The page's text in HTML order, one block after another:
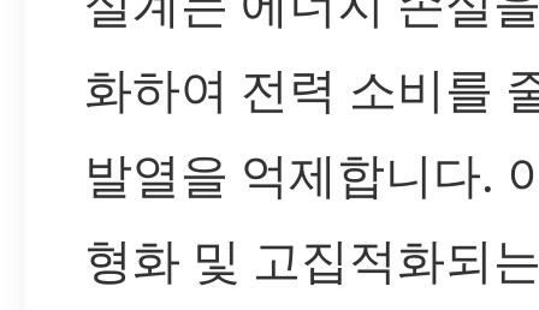
화하여 전력 소비를
발열을 억제합니다.
형화 및 고집적화되